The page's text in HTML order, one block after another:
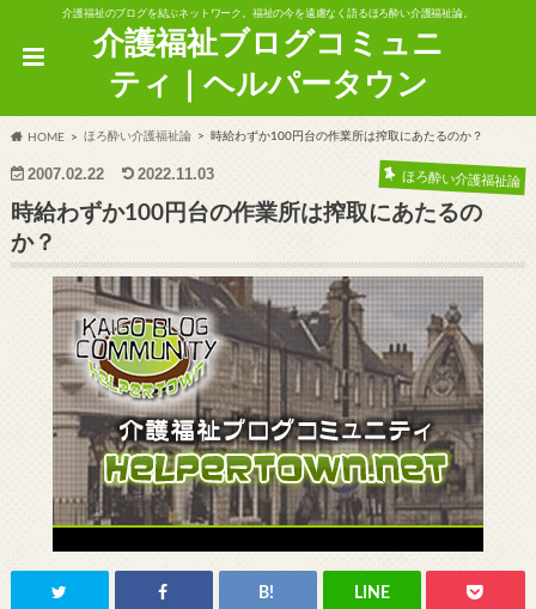
介護福祉のブログを結ぶネットワーク。福祉の今を遠慮なく語るほろ酔い介護福祉論。
介護福祉ブログコミュニ
ティ｜ヘルパータウン
HOME ほろ酔い介護福祉論 時給わずか100円台の作業所は搾取にあたるのか？
2007.02.22 2022.11.03 ほろ酔い介護福祉論
時給わずか100円台の作業所は搾取にあたるの
か？